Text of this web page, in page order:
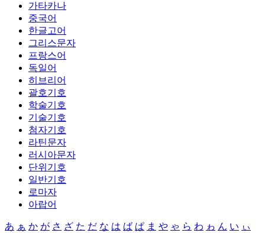
가타카나
중국어
한글고어
그리스문자
프랑스어
독일어
히브리어
괄호기호
학술기호
기술기호
첨자기호
라틴문자
러시아문자
단위기호
일반기호
로마자
아랍어
あ ぁ か が さ ざ た だ な は ば ぱ ま や ゃ ら わ ゎ ん い ぃ